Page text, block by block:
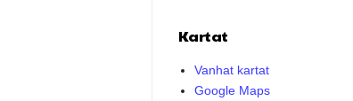
Kartat
Vanhat kartat
Google Maps